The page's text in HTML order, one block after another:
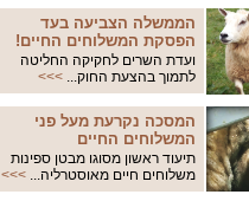
הממשלה הצביעה בעד
הפסקת המשלוחים החיים!
ועדת השרים לחקיקה החליטה
לתמוך בהצעת החוק... >>>
המסכה נקרעת מעל פני
המשלוחים החיים
תיעוד ראשון מסוגו מבטן ספינות
משלוחים חיים מאוסטרליה... >>>